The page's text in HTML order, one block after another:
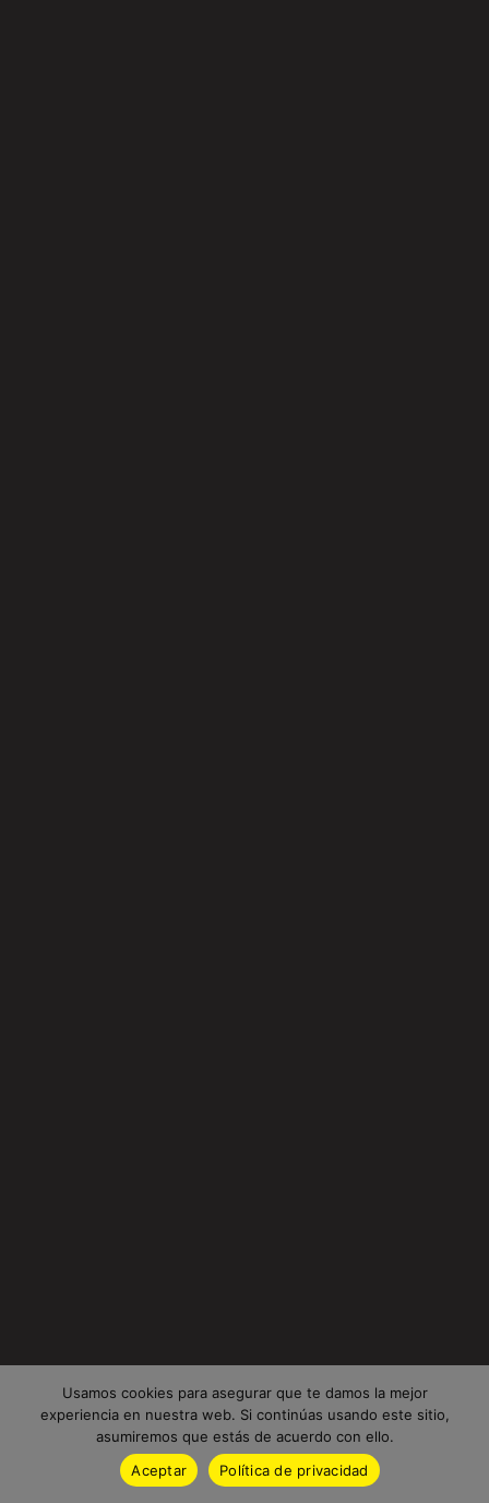
Usamos cookies para asegurar que te damos la mejor
experiencia en nuestra web. Si continúas usando este sitio,
asumiremos que estás de acuerdo con ello.
Aceptar
Política de privacidad